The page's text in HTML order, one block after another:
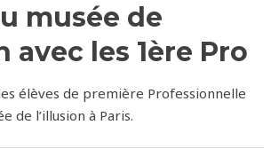
musée de
avec les 1ère Pro
élèves de première Professionnelle
de l’illusion à Paris.